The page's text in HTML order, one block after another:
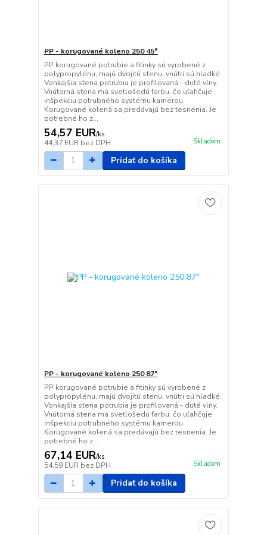
PP - korugované koleno 250 45°
PP korugované potrubie a fitinky sú vyrobené z
polypropylénu, majú dvojitú stenu, vnútri sú hladké.
Vonkajšia stena potrubia je profilovaná - duté vlny.
Vnútorná stena má svetlošedú farbu, čo uľahčuje
inšpekciu potrubného systému kamerou.
Korugované kolená sa predávajú bez tesnenia. Je
potrebné ho z...
54,57 EUR/ks
44,37 EUR bez DPH Skladom
Pridať do košíka
PP - korugované koleno 250 87°
PP korugované potrubie a fitinky sú vyrobené z
polypropylénu, majú dvojitú stenu, vnútri sú hladké.
Vonkajšia stena potrubia je profilovaná - duté vlny.
Vnútorná stena má svetlošedú farbu, čo uľahčuje
inšpekciu potrubného systému kamerou.
Korugované kolená sa predávajú bez tesnenia. Je
potrebné ho z...
67,14 EUR/ks
54,59 EUR bez DPH Skladom
Pridať do košíka